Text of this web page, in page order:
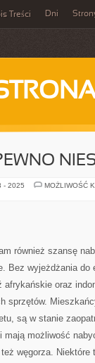
Treści Dni
- 2025
MOŻLIWOŚĆ
również szansę
Bez wyjeżdżania do
afrykańskie oraz
sprzętów.
są w stanie
możliwość
węgorza. Niektóre